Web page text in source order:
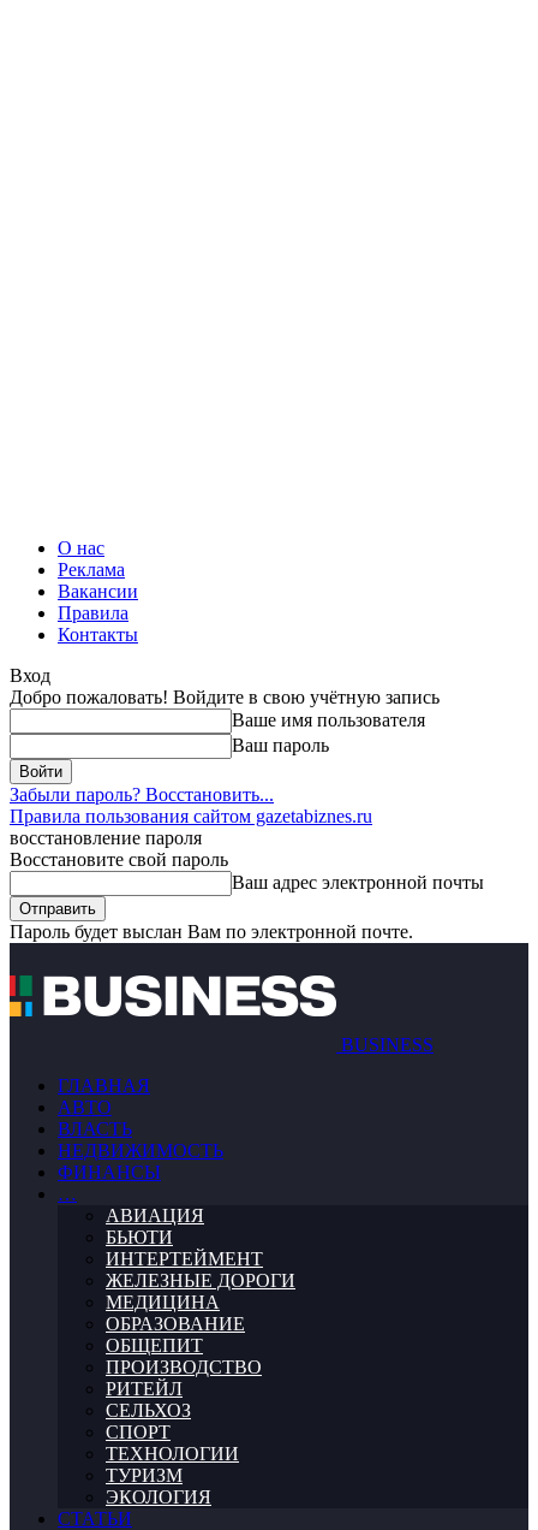
О нас
Реклама
Вакансии
Правила
Контакты
Вход
Добро пожаловать! Войдите в свою учётную запись
Ваше имя пользователя
Ваш пароль
Забыли пароль? Восстановить...
Правила пользования сайтом gazetabiznes.ru
восстановление пароля
Восстановите свой пароль
Ваш адрес электронной почты
Пароль будет выслан Вам по электронной почте.
BUSINESS
ГЛАВНАЯ
АВТО
ВЛАСТЬ
НЕДВИЖИМОСТЬ
ФИНАНСЫ
…
АВИАЦИЯ
БЬЮТИ
ИНТЕРТЕЙМЕНТ
ЖЕЛЕЗНЫЕ ДОРОГИ
МЕДИЦИНА
ОБРАЗОВАНИЕ
ОБЩЕПИТ
ПРОИЗВОДСТВО
РИТЕЙЛ
СЕЛЬХОЗ
СПОРТ
ТЕХНОЛОГИИ
ТУРИЗМ
ЭКОЛОГИЯ
СТАТЬИ